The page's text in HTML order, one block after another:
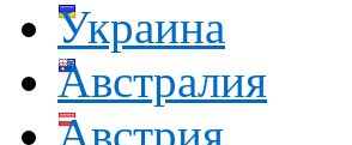
Украина
Австралия